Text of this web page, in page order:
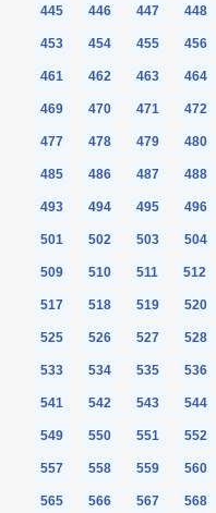
445 446 447 448
453 454 455 456
461 462 463 464
469 470 471 472
477 478 479 480
485 486 487 488
493 494 495 496
501 502 503 504
509 510 511 512
517 518 519 520
525 526 527 528
533 534 535 536
541 542 543 544
549 550 551 552
557 558 559 560
565 566 567 568